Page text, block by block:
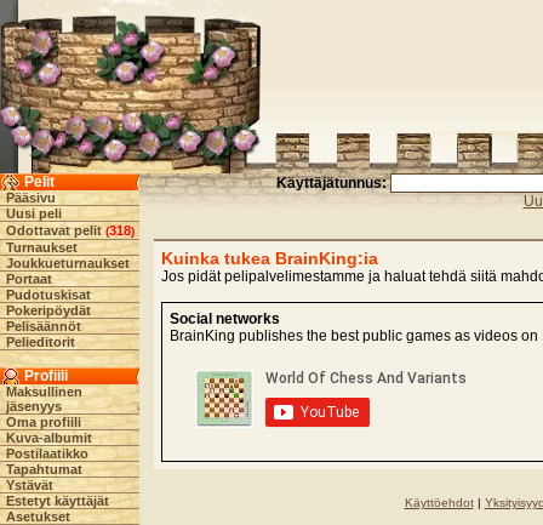
Pelit
Pääsivu
Uusi peli
Odottavat pelit (318)
Turnaukset
Joukkueturnaukset
Portaat
Pudotuskisat
Pokeripöydät
Pelisäännöt
Pelieditorit
Profiili
Maksullinen
jäsenyys
Oma profiili
Kuva-albumit
Postilaatikko
Tapahtumat
Ystävät
Estetyt käyttäjät
Asetukset
Käyttäjätunnus:
Kuinka tukea BrainKing:ia
Jos pidät pelipalvelimestamme ja haluat tehdä siitä
Social networks
BrainKing publishes the best public games as videos
Käyttöehdot|